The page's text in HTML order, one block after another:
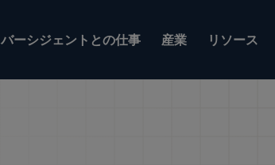
バーシジェントとの仕事 産業 リソース